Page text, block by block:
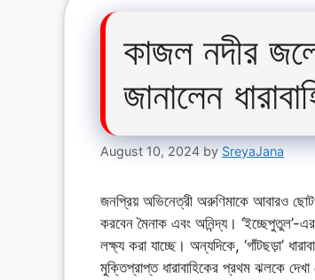
কাজল নদীর
জানালেন
August 10, 2024 by SreyaJana
জনপ্রিয় অভিনেত্রী অরুণিমাকে আবারও
করবেন মৈনাক এবং অনিন্দ্য। ‘ইচ্ছেপুতুল’-
লক্ষ্য করা যাচ্ছে। অন্যদিকে, ‘গাঁটছড়া’
মুক্তিপ্রাপ্ত ধারাবাহিকের প্রথম ঝলকে